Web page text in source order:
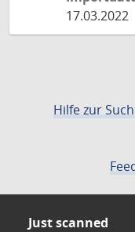
17.03.2022
Hilfe zur
Just scanned